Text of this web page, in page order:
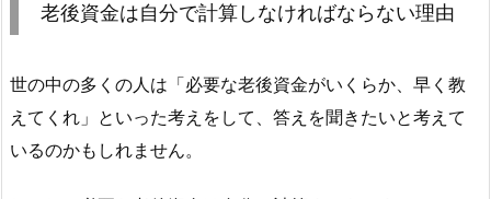
老後資金は自分で計算しなければならない理由
世の中の多くの人は「必要な老後資金がいくらか、早く教
えてくれ」といった考えをして、答えを聞きたいと考えて
いるのかもしれません。